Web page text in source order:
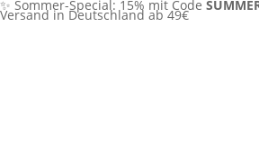
✨ Sommer-Special: 15% mit Code
Versand in Deutschland ab 49€